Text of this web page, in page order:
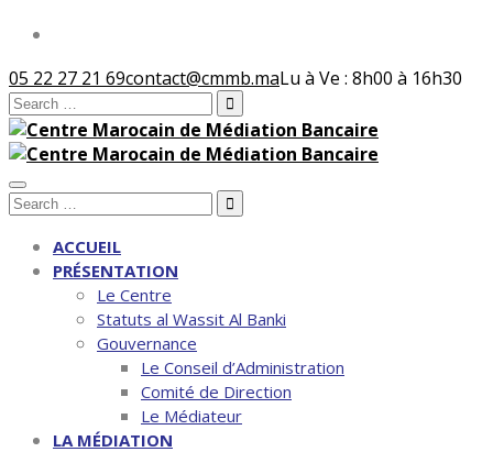
05 22 27 21 69contact@cmmb.maLu à Ve : 8h00 à 16h30
Search
for:
Search
ACCUEIL
PRÉSENTATION
Le Centre
Statuts al Wassit Al Banki
Gouvernance
Le Conseil d’Administration
Comité de Direction
Le Médiateur
LA MÉDIATION